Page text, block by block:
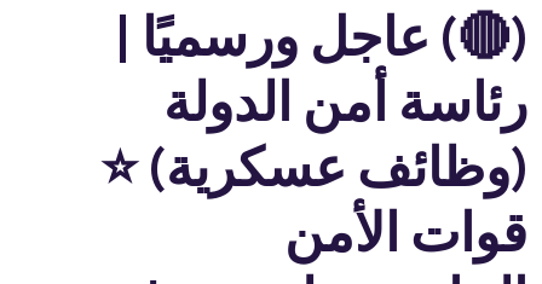
(🔴) عاجل ورسميًا |
رئاسة أمن الدولة
(وظائف عسكرية) ⭐️
قوات الأمن